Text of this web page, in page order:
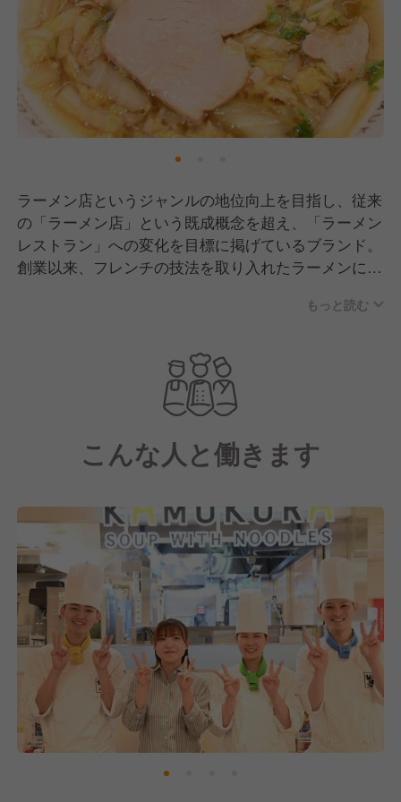
ラーメン店というジャンルの地位向上を目指し、従来
の「ラーメン店」という既成概念を超え、「ラーメン
レストラン」への変化を目標に掲げているブランド。
創業以来、フレンチの技法を取り入れたラーメンにこ
かしい味」なのに、”他の何にも似ていない”醤油ラー
1992年の会社設立時から順調に売上を伸ばし、現在
は多くのファンを持つブランドにまで成長しました。
もっと読む
こんな人と働きます